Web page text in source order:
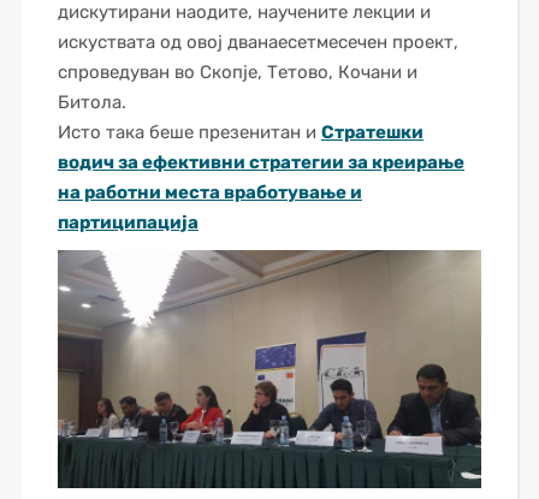
дискутирани наодите, научените лекции и
искуствата од овој дванаесетмесечен проект,
спроведуван во Скопје, Тетово, Кочани и
Битола.
Исто така беше презенитан и Стратешки
водич за ефективни стратегии за креирање
на работни места вработување и
партиципација